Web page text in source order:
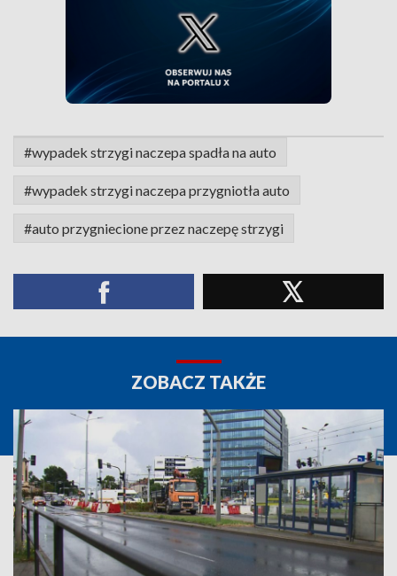
#wypadek strzygi naczepa spadła na auto
#wypadek strzygi naczepa przygniotła auto
#auto przygniecione przez naczepę strzygi
ZOBACZ TAKŻE